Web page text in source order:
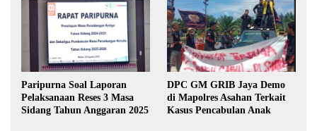
Paripurna Soal Laporan
Pelaksanaan Reses 3 Masa
Sidang Tahun Anggaran 2025
DPC GM GRIB Jaya Demo
di Mapolres Asahan Terkait
Kasus Pencabulan Anak